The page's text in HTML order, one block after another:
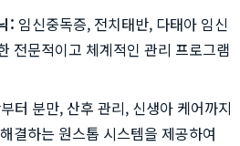
: 임신중독증, 전치태반, 다태아 임신
전문적이고 체계적인 관리 프로그램
터 분만, 산후 관리, 신생아 케어까지
결하는 원스톱 시스템을 제공하여